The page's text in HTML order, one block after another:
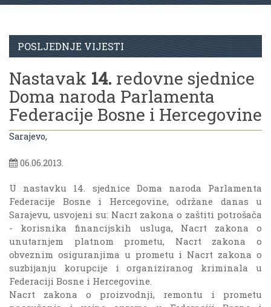
POSLJEDNJE VIJESTI
Nastavak 14. redovne sjednice
Doma naroda Parlamenta
Federacije Bosne i Hercegovine
Sarajevo,
06.06.2013.
U nastavku 14. sjednice Doma naroda Parlamenta
Federacije Bosne i Hercegovine, održane danas u
Sarajevu, usvojeni su: Nacrt zakona o zaštiti potrošača
- korisnika financijskih usluga, Nacrt zakona o
unutarnjem platnom prometu, Nacrt zakona o
obveznim osiguranjima u prometu i Nacrt zakona o
suzbijanju korupcije i organiziranog kriminala u
Federaciji Bosne i Hercegovine.
Nacrt zakona o proizvodnji, remontu i prometu